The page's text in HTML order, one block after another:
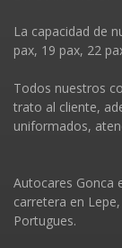
La capacidad de
pax, 19 pax, 22
Todos nuestros
trato al cliente,
uniformados,
Autocares Gonca
carretera en
Portugues.